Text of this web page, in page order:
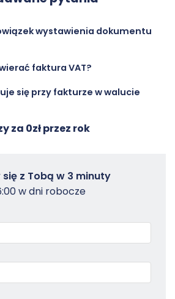
wystawienia dokumentu
lub wykonania usługi – zależy, co
faktura VAT?
i nabywcy, nazwy towarów lub
VAT, wartości netto i brutto, a przy
się przy fakturze w walucie
wystawienie
za 0zł przez rok
z Tobą w 3 minuty
w dni robocze